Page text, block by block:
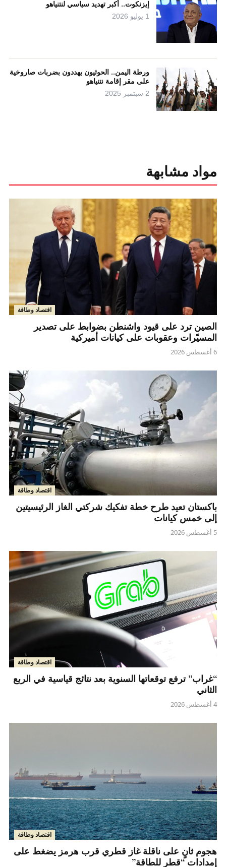
إيزنكوت.. أكبر تهديد سياسي لنتنياهو
1 يوليو 2026
ورطة اليمن.. الحوثيون يهددون بضربات صاروخية
على مقر إقامة نتنياهو
2 سبتمبر 2025
مواد مشابهة
اقتصاد وطاقة
الصين ترد على قيود واشنطن بضوابط على تصدير
المسيّرات وعقوبات على كيانات أميركية
6 أغسطس 2026
اقتصاد وطاقة
باكستان تعيد طرح خطة تفكيك شركتي الغاز الرئيسيتين
إلى خمس كيانات
5 أغسطس 2026
اقتصاد وطاقة
“غراب” ترفع توقعاتها السنوية بعد نتائج قياسية في الربع
الثاني
4 أغسطس 2026
اقتصاد وطاقة
هجوم ثانٍ على ناقلة غاز قطري قرب هرمز يضغط على
إمدادات “قطر للطاقة”